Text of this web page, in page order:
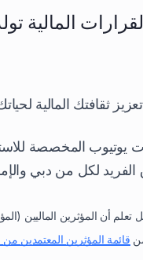
المالية
ثقافتك المالية
المخصصة
لكل من دبي
تعلم أن المؤثرين الماليين
قائمة المؤثرين المعتمدين من SCA هنا